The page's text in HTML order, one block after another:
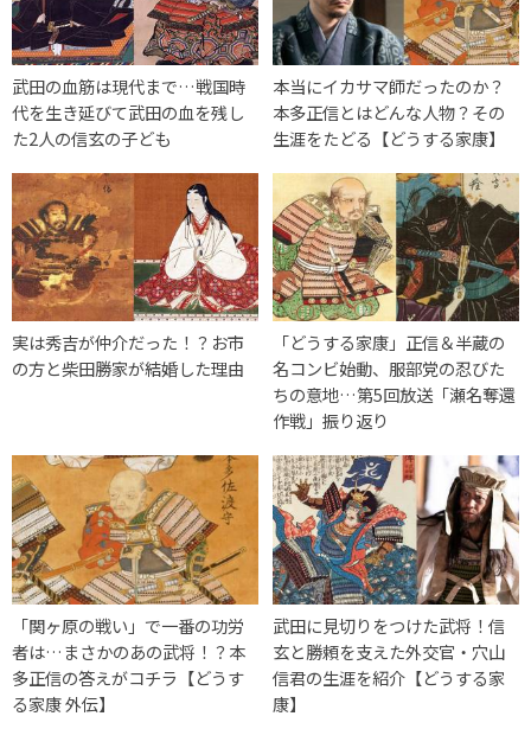
武田の血筋は現代まで…戦国時
代を生き延びて武田の血を残し
た2人の信玄の子ども
本当にイカサマ師だったのか？
本多正信とはどんな人物？その
生涯をたどる【どうする家康】
実は秀吉が仲介だった！？お市
の方と柴田勝家が結婚した理由
「どうする家康」正信＆半蔵の
名コンビ始動、服部党の忍びた
ちの意地…第5回放送「瀬名奪還
作戦」振り返り
「関ヶ原の戦い」で一番の功労
者は…まさかのあの武将！？本
多正信の答えがコチラ【どうす
る家康 外伝】
武田に見切りをつけた武将！信
玄と勝頼を支えた外交官・穴山
信君の生涯を紹介【どうする家
康】